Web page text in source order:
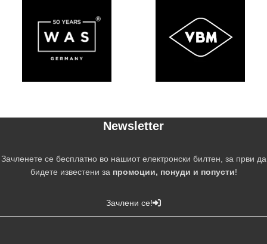
Newsletter
Зачленете се бесплатно во нашиот електронски билтен, за први да
бидете известени за промоции, понуди и попусти!
Зачлени се!